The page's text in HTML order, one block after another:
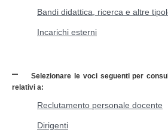
Bandi didattica, ricerca e altre
Incarichi esterni
Selezionare le voci seguenti per
relativi a:
Reclutamento personale docente
Dirigenti